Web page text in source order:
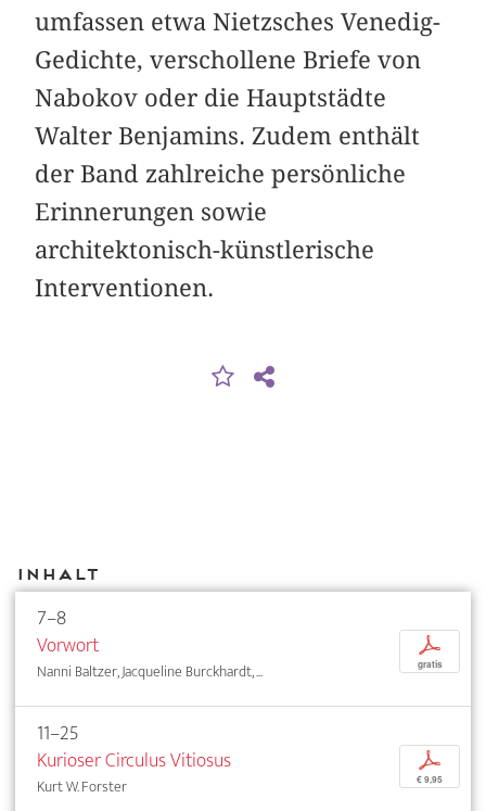
umfassen etwa Nietzsches Venedig-
Gedichte, verschollene Briefe von
Nabokov oder die Hauptstädte
Walter Benjamins. Zudem enthält
der Band zahlreiche persönliche
Erinnerungen sowie
architektonisch-künstlerische
Interventionen.
Inhalt
7–8
Vorwort
Nanni Baltzer, Jacqueline Burckhardt, ...
p
gratis
11–25
Kurioser Circulus Vitiosus
Kurt W. Forster
p
€ 9,95